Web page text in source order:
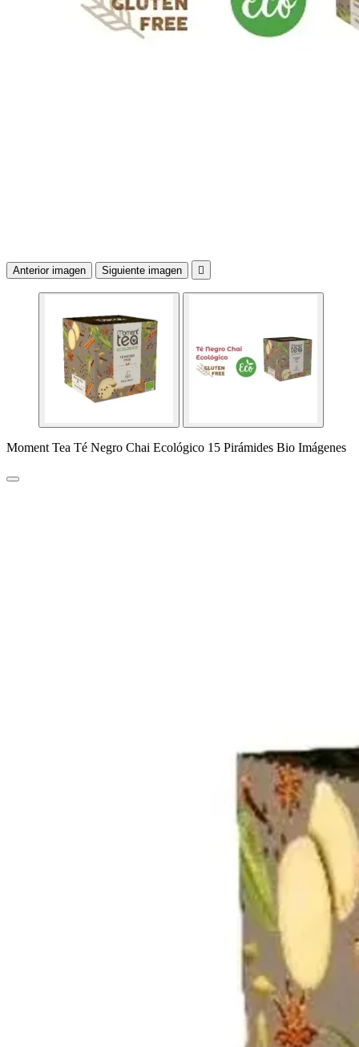
Anterior imagen Siguiente imagen 
Moment Tea Té Negro Chai Ecológico 15 Pirámides Bio Imágenes